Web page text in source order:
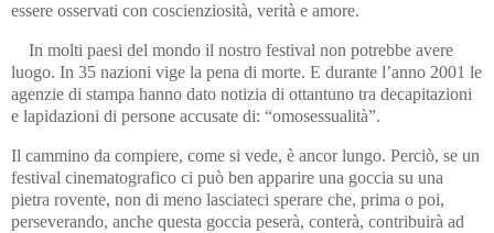
essere osservati con coscienziosità, verità e amore.
In molti paesi del mondo il nostro festival non potrebbe avere
luogo. In 35 nazioni vige la pena di morte. E durante l’anno 2001 le
agenzie di stampa hanno dato notizia di ottantuno tra decapitazioni
e lapidazioni di persone accusate di: “omosessualità”.
Il cammino da compiere, come si vede, è ancor lungo. Perciò, se un
festival cinematografico ci può ben apparire una goccia su una
pietra rovente, non di meno lasciateci sperare che, prima o poi,
perseverando, anche questa goccia peserà, conterà, contribuirà ad